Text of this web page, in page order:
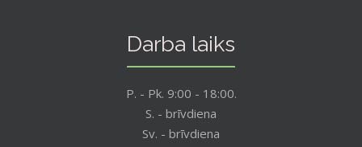
Darba laiks
P. - Pk. 9:00 - 18:00.
S. - brīvdiena
Sv. - brīvdiena